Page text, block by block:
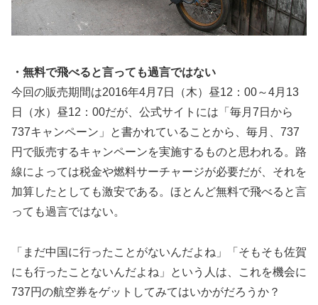
・無料で飛べると言っても過言ではない
今回の販売期間は2016年4月7日（木）昼12：00～4月13
日（水）昼12：00だが、公式サイトには「毎月7日から
737キャンペーン」と書かれていることから、毎月、737
円で販売するキャンペーンを実施するものと思われる。路
線によっては税金や燃料サーチャージが必要だが、それを
加算したとしても激安である。ほとんど無料で飛べると言
っても過言ではない。
「まだ中国に行ったことがないんだよね」「そもそも佐賀
にも行ったことないんだよね」という人は、これを機会に
737円の航空券をゲットしてみてはいかがだろうか？